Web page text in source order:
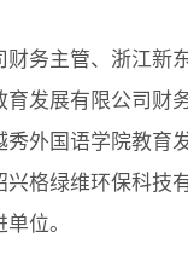
务主管、浙江新
发展有限公司财
外国语学院教育
格绿维环保科技
位。